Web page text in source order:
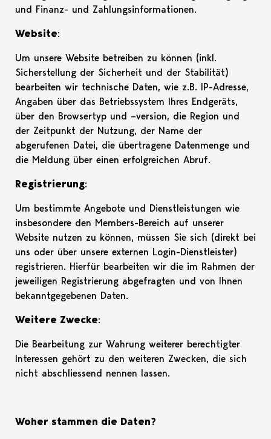
und Finanz- und Zahlungsinformationen.
Website:
Um unsere Website betreiben zu können (inkl.
Sicherstellung der Sicherheit und der Stabilität)
bearbeiten wir technische Daten, wie z.B. IP-Adresse,
Angaben über das Betriebssystem Ihres Endgeräts,
über den Browsertyp und –version, die Region und
der Zeitpunkt der Nutzung, der Name der
abgerufenen Datei, die übertragene Datenmenge und
die Meldung über einen erfolgreichen Abruf.
Registrierung:
Um bestimmte Angebote und Dienstleistungen wie
insbesondere den Members-Bereich auf unserer
Website nutzen zu können, müssen Sie sich (direkt bei
uns oder über unsere externen Login-Dienstleister)
registrieren. Hierfür bearbeiten wir die im Rahmen der
jeweiligen Registrierung abgefragten und von Ihnen
bekanntgegebenen Daten.
Weitere Zwecke:
Die Bearbeitung zur Wahrung weiterer berechtigter
Interessen gehört zu den weiteren Zwecken, die sich
nicht abschliessend nennen lassen.
Woher stammen die Daten?